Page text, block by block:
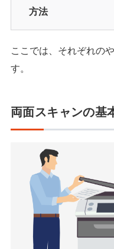
方法
ここでは、それぞれの
す。
両面スキャンの基